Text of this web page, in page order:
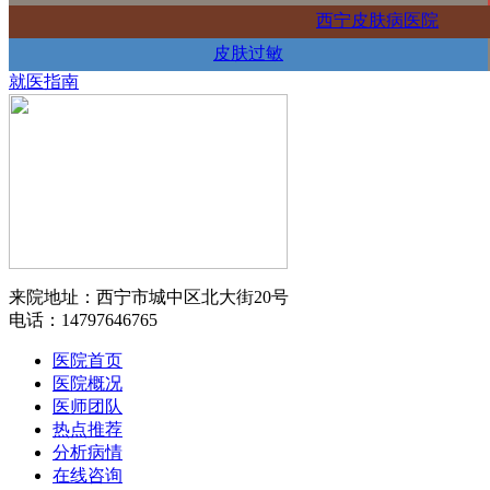
西宁皮肤病医院
皮肤过敏
就医指南
来院地址：西宁市城中区北大街20号
电话：14797646765
医院首页
医院概况
医师团队
热点推荐
分析病情
在线咨询